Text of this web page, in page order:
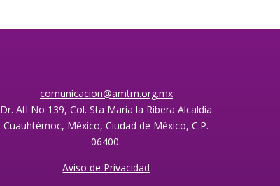
comunicacion@amtm.org.mx
Dr. Atl No 139, Col. Sta María la Ribera Alcaldía
Cuauhtémoc, México, Ciudad de México, C.P.
06400.
Aviso de Privacidad